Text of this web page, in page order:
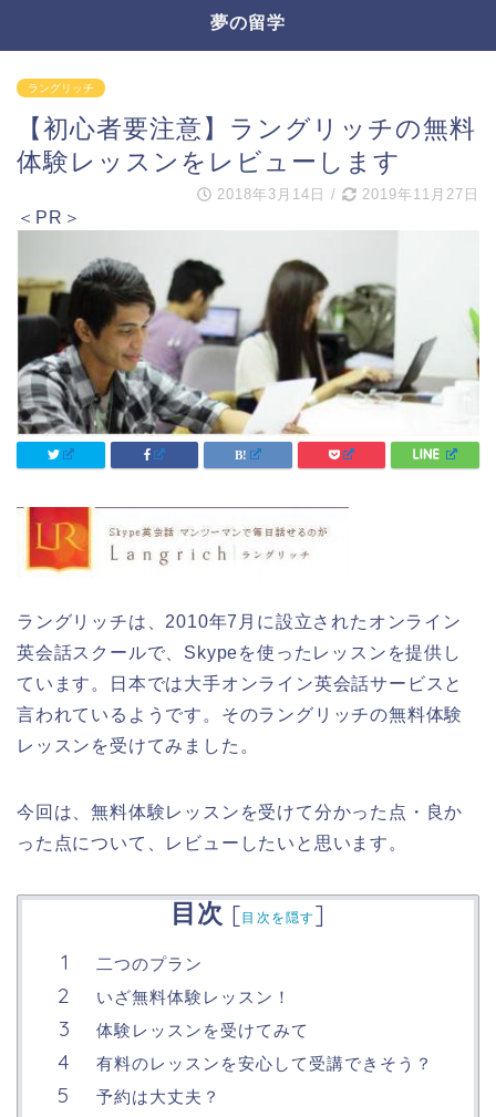
夢の留学
ラングリッチ
【初心者要注意】ラングリッチの無料
体験レッスンをレビューします
2018年3月14日 / 2019年11月27日
＜PR＞
ラングリッチは、2010年7月に設立されたオンライン
英会話スクールで、Skypeを使ったレッスンを提供し
ています。日本では大手オンライン英会話サービスと
言われているようです。そのラングリッチの無料体験
レッスンを受けてみました。
今回は、無料体験レッスンを受けて分かった点・良か
った点について、レビューしたいと思います。
目次 [目次を隠す]
二つのプラン
いざ無料体験レッスン！
体験レッスンを受けてみて
有料のレッスンを安心して受講できそう？
予約は大丈夫？